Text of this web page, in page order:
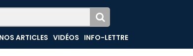
NOS ARTICLES VIDÉOS INFO-LETTRE